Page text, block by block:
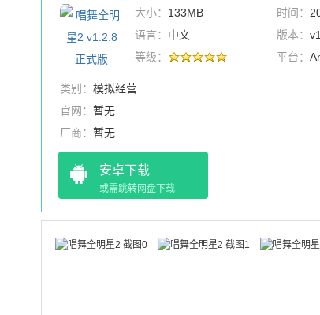
大小： 133MB 时间：
语言： 中文 版本：
等级：
平台：
类别： 模拟经营
官网： 暂无
厂商： 暂无
安卓下载
或需跳转网盘下载